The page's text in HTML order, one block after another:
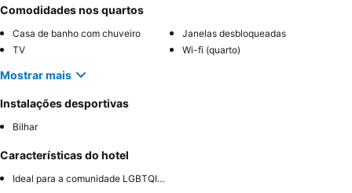
Comodidades nos quartos
Casa de banho com chuveiro
Janelas desbloqueadas
TV
Wi-fi (quarto)
Mostrar mais
Instalações desportivas
Bilhar
Características do hotel
Ideal para a comunidade LGBTQIA+